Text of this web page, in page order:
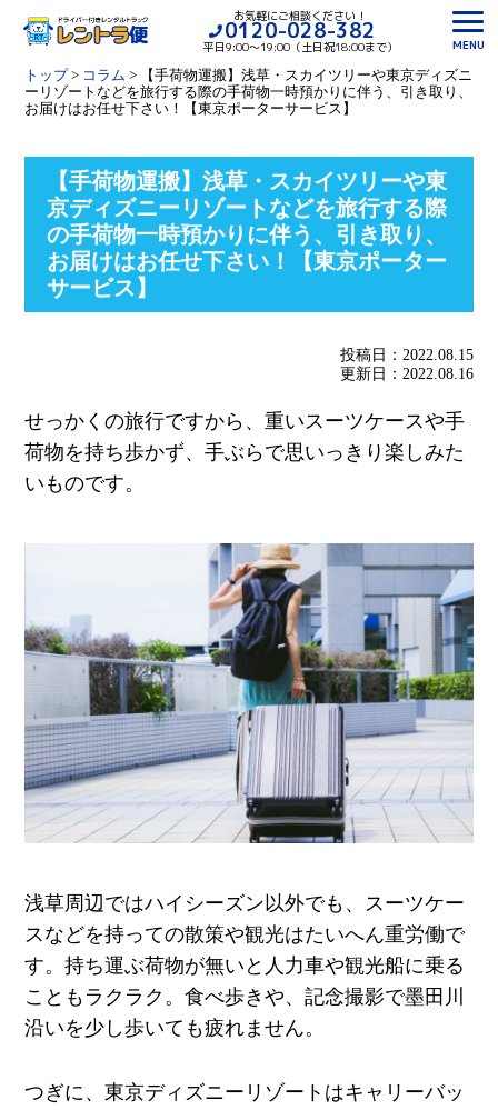
お気軽にご相談ください！
0120-028-382
平日9:00〜19:00（土日祝18:00まで）
MENU
トップ> コラム >
【手荷物運搬】浅草・スカイツリーや東京ディズニ
ーリゾートなどを旅行する際の手荷物一時預かりに伴う、引き取り、
お届けはお任せ下さい！【東京ポーターサービス】
【手荷物運搬】浅草・スカイツリーや東
京ディズニーリゾートなどを旅行する際
の手荷物一時預かりに伴う、引き取り、
お届けはお任せ下さい！【東京ポーター
サービス】
投稿日：2022.08.15
更新日：2022.08.16
せっかくの旅行ですから、重いスーツケースや手
荷物を持ち歩かず、手ぶらで思いっきり楽しみた
いものです。
浅草周辺ではハイシーズン以外でも、スーツケー
スなどを持っての散策や観光はたいへん重労働で
す。持ち運ぶ荷物が無いと人力車や観光船に乗る
こともラクラク。食べ歩きや、記念撮影で墨田川
沿いを少し歩いても疲れません。
つぎに、 東京ディズニーリゾートはキャリーバッ